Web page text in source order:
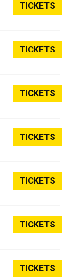
TICKETS
TICKETS
TICKETS
TICKETS
TICKETS
TICKETS
TICKETS